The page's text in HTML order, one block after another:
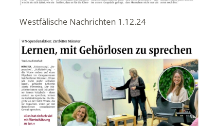
Westfälische Nachrichten 1.12.24